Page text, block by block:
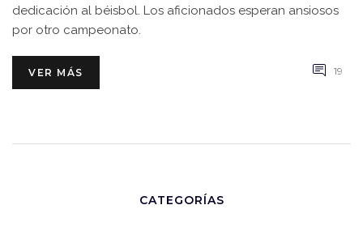
dedicación al béisbol. Los aficionados esperan ansiosos
por otro campeonato.
VER MÁS 19
CATEGORÍAS